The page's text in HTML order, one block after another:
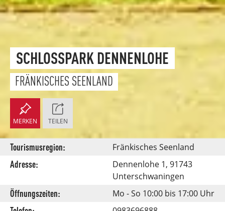
SCHLOSSPARK DENNENLOHE
FRÄNKISCHES SEENLAND
MERKEN TEILEN
Tourismusregion: Fränkisches Seenland
Adresse:
Dennenlohe 1, 91743
Unterschwaningen
Öffnungszeiten: Mo - So 10:00 bis 17:00 Uhr